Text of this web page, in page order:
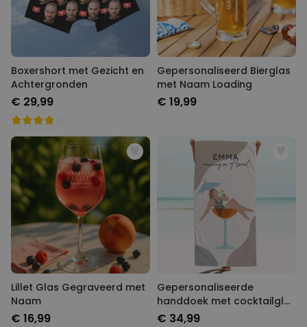
Boxershort met Gezicht en
Achtergronden
€ 29,99
Gepersonaliseerd Bierglas
met Naam Loading
€ 19,99
Lillet Glas Gegraveerd met
Naam
€ 16,99
Gepersonaliseerde
handdoek met cocktailglas
illustratie
€ 34,99